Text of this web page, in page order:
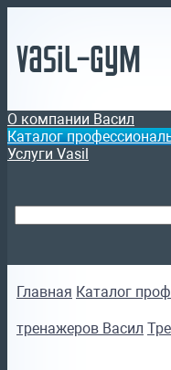
Vasil-Gym
О компании Васил
Каталог
Услуги Vasil
Главная Каталог
тренажеров Васил